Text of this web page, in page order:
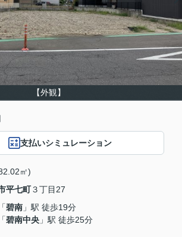
【外観】
支払いシミュレーション
㎡)
平七町３丁目27
「碧南 」駅 徒歩19分
「碧南中央 」駅 徒歩25分